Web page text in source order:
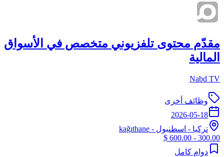
مقدّم محتوى تلفزيوني متخصص في الأسواق
المالية
Nabd TV
وظائف أخرى
2026-05-18
تركيا - اسطنبول - kağıthane
300.00 - 600.00 $
دوام كامل